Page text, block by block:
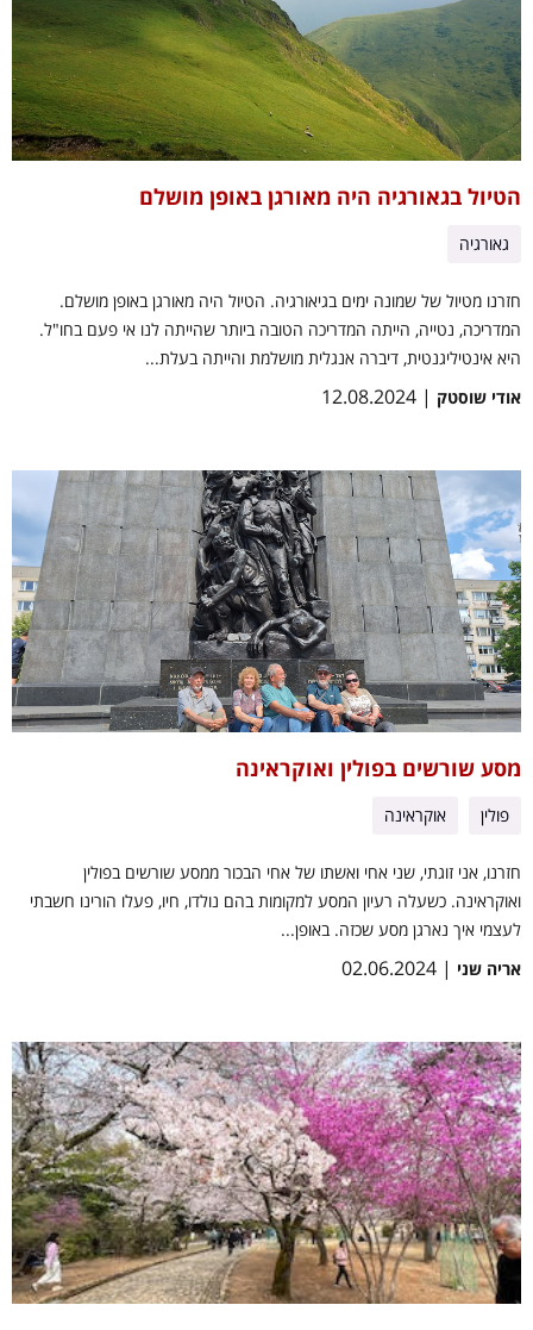
הטיול בגאורגיה היה מאורגן באופן מושלם
גאורגיה
חזרנו מטיול של שמונה ימים בגיאורגיה. הטיול היה מאורגן באופן מושלם.
המדריכה, נטייה, הייתה המדריכה הטובה ביותר שהייתה לנו אי פעם בחו"ל.
היא אינטיליגנטית, דיברה אנגלית מושלמת והייתה בעלת...
אודי שוסטק | 12.08.2024
מסע שורשים בפולין ואוקראינה
פולין אוקראינה
חזרנו, אני זוגתי, שני אחי ואשתו של אחי הבכור ממסע שורשים בפולין
ואוקראינה. כשעלה רעיון המסע למקומות בהם נולדו, חיו, פעלו הורינו חשבתי
לעצמי איך נארגן מסע שכזה. באופן...
אריה שני | 02.06.2024